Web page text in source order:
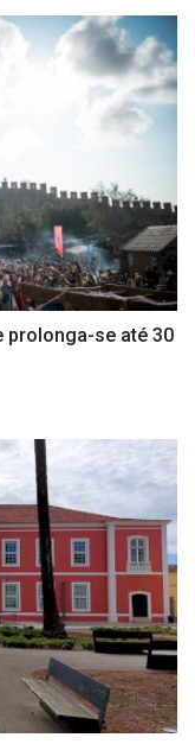
prolonga-se até 30